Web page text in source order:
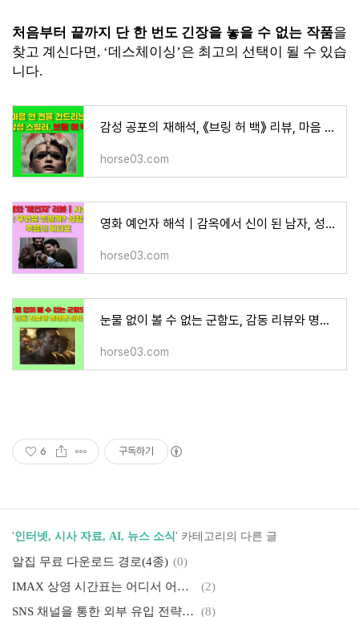
처음부터 끝까지 단 한 번도 긴장을 놓을 수 없는 작품을
찾고 계신다면, ‘데스체이싱’은 최고의 선택이 될 수 있습
니다.
감성 공포의 재해석, 《브링 허 백》 리뷰, 마음 한 켠을 건드리는 영화,
horse03.com
영화 예언자 해석｜감옥에서 신이 된 남자, 성장과 해방의 상징을 읽다, 예언자의 침묵, 사슴, 그
horse03.com
눈물 없이 볼 수 없는 군함도, 감동 리뷰와 명장면 정리
horse03.com
6 구독하기
'인터넷, 시사 자료, AI, 뉴스 소식' 카테고리의 다른 글
알집 무료 다운로드 경로(4종) (0)
IMAX 상영 시간표는 어디서 어떻게? – 대형 화면과 고음질 사운드를 제대로 즐기기 위한 6가지 포인트 IMAX 상영 시간표
(2)
SNS 채널을 통한 외부 유입 전략, 카카오뷰, 네이버 포스트, 인스타·페이스북, 네이버 포스트 요약 글 발행
(8)